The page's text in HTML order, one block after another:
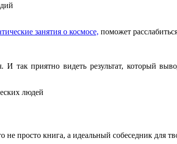
занятия о космосе, поможет
И так приятно видеть результат, который
людей
не просто книга, а идеальный собеседник для